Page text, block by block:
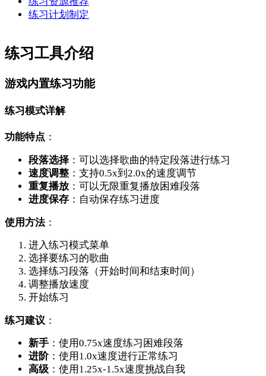
练习计划制定
练习工具介绍
游戏内置练习功能
练习模式详解
功能特点 ：
段落选择 ：可以选择歌曲的特定段落进行练习
速度调整 ：支持0.5x到2.0x的速度调节
重复播放 ：可以无限重复播放困难段落
进度保存 ：自动保存练习进度
使用方法：
进入练习模式菜单
选择要练习的歌曲
选择练习段落（开始时间和结束时间）
调整播放速度
开始练习
练习建议 ：
新手 ：使用0.75x速度练习困难段落
进阶：使用1.0x速度进行正常练习
高级 ：使用1.25x-1.5x速度挑战自我